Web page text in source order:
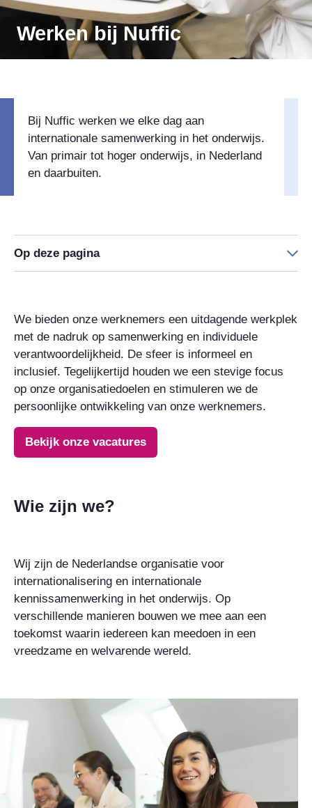
Werken bij Nuffic
Bij Nuffic werken we elke dag aan
internationale samenwerking in het onderwijs.
Van primair tot hoger onderwijs, in Nederland
en daarbuiten.
Op deze pagina
We bieden onze werknemers een uitdagende werkplek
met de nadruk op samenwerking en individuele
verantwoordelijkheid. De sfeer is informeel en
inclusief. Tegelijkertijd houden we een stevige focus
op onze organisatiedoelen en stimuleren we de
persoonlijke ontwikkeling van onze werknemers.
Bekijk onze vacatures
Wie zijn we?
Wij zijn de Nederlandse organisatie voor
internationalisering en internationale
kennissamenwerking in het onderwijs. Op
verschillende manieren bouwen we mee aan een
toekomst waarin iedereen kan meedoen in een
vreedzame en welvarende wereld.